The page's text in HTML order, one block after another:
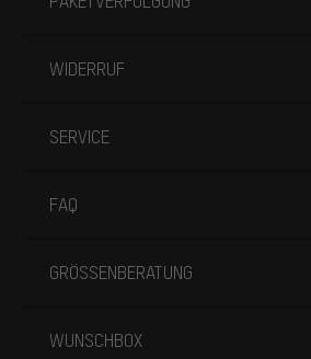
WIDERRUF
SERVICE
FAQ
GRÖSSENBERATUNG
WUNSCHBOX